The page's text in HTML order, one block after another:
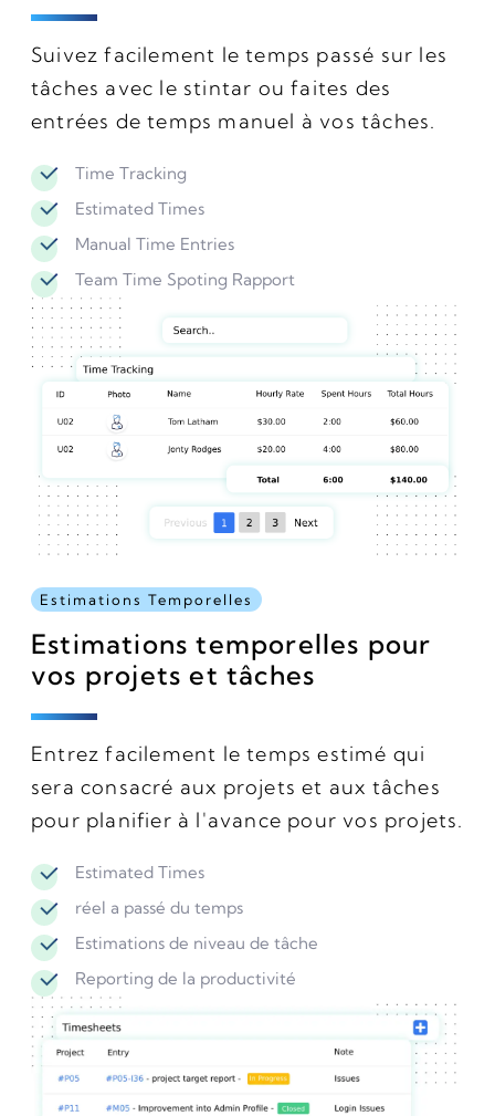
Suivez facilement le temps passé sur les
tâches avec le stintar ou faites des
entrées de temps manuel à vos tâches.
Time Tracking
Estimated Times
Manual Time Entries
Team Time Spoting Rapport
Estimations Temporelles
Estimations temporelles pour
vos projets et tâches
Entrez facilement le temps estimé qui
sera consacré aux projets et aux tâches
pour planifier à l'avance pour vos projets.
Estimated Times
réel a passé du temps
Estimations de niveau de tâche
Reporting de la productivité